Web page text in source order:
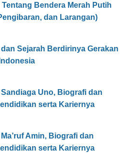
Tentang Bendera Merah Putih
dan Larangan)
Sejarah Berdirinya Gerakan
Uno, Biografi dan
serta Kariernya
Amin, Biografi dan
serta Kariernya